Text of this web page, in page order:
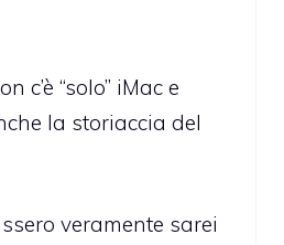
c’è “solo” iMac e
la storiaccia del
veramente sarei